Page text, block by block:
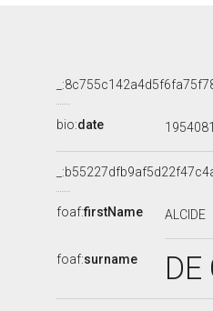
bio:date
foaf:firstName ALCIDE
foaf:surname